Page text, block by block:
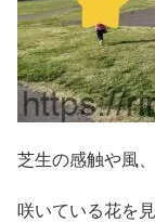
芝生の感触や風、
咲いている花を